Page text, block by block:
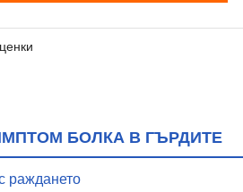
БОЛКА В ГЪРДИТЕ
раждането